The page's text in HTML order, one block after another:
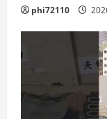
phi72110